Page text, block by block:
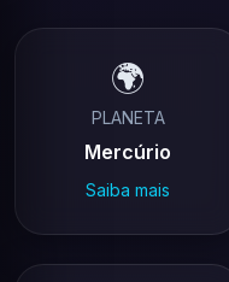
🌍
PLANETA
Mercúrio
Saiba mais